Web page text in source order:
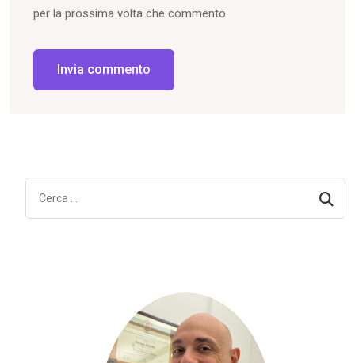
per la prossima volta che commento.
Invia commento